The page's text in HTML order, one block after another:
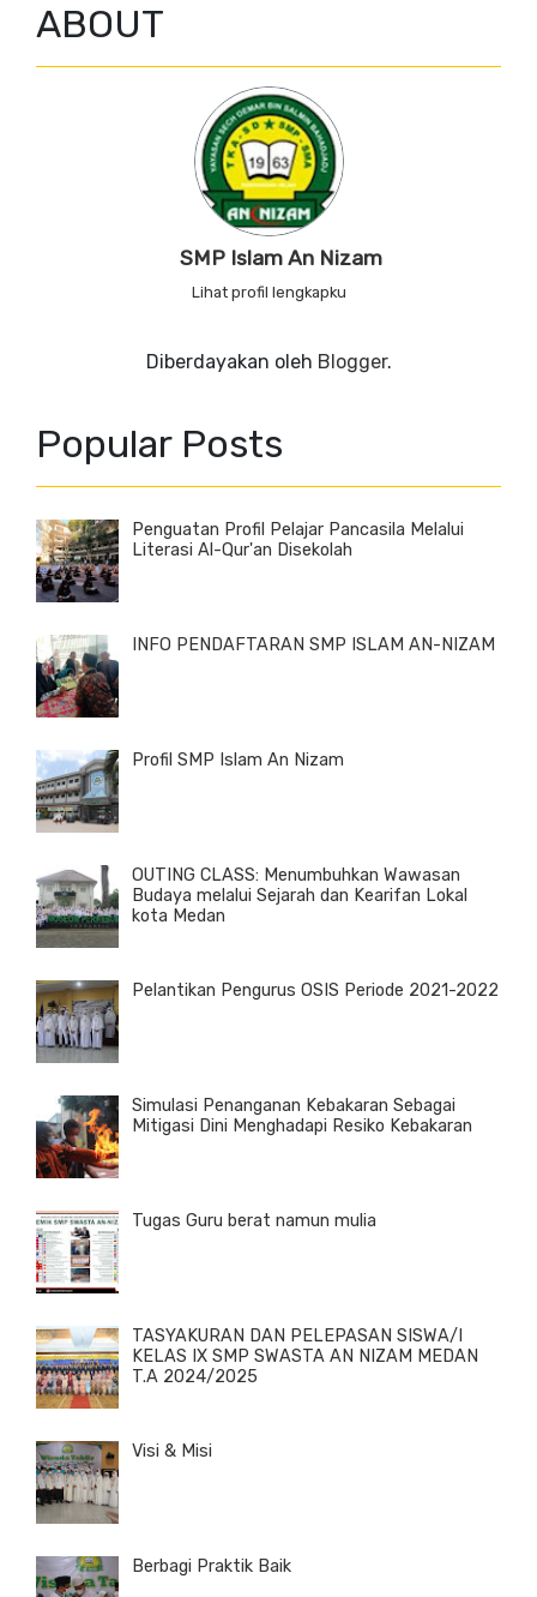
ABOUT
SMP Islam An Nizam
Lihat profil lengkapku
Diberdayakan oleh Blogger.
Popular Posts
Penguatan Profil Pelajar Pancasila Melalui
Literasi Al-Qur'an Disekolah
INFO PENDAFTARAN SMP ISLAM AN-NIZAM
Profil SMP Islam An Nizam
OUTING CLASS: Menumbuhkan Wawasan
Budaya melalui Sejarah dan Kearifan Lokal
kota Medan
Pelantikan Pengurus OSIS Periode 2021-2022
Simulasi Penanganan Kebakaran Sebagai
Mitigasi Dini Menghadapi Resiko Kebakaran
Tugas Guru berat namun mulia
TASYAKURAN DAN PELEPASAN SISWA/I
KELAS IX SMP SWASTA AN NIZAM MEDAN
T.A 2024/2025
Visi & Misi
Berbagi Praktik Baik